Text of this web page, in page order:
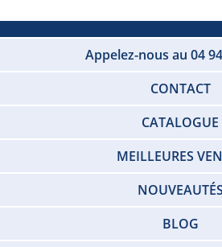
Appelez-nous au 04
CONTACT
CATALOGUE
MEILLEURES
NOUVEAUTÉS
BLOG